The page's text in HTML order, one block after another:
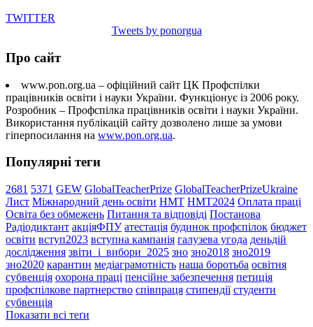
TWITTER
Tweets by ponorgua
Про сайт
www.pon.org.ua – офіційний сайт ЦК Профспілки
працівників освіти і науки України. Функціонує із 2006 року.
Розробник – Профспілка працівників освіти і науки України.
Використання публікацій сайту дозволено лише за умови
гіперпосилання на www.pon.org.ua.
Популярні теги
2681 5371 GEW GlobalTeacherPrize GlobalTeacherPrizeUkraine
Лист Міжнародний день освіти НМТ НМТ2024 Оплата праці
Освіта без обмежень Питання та відповіді Постанова
Радіодиктант акціяФПУ атестація будинок профспілок бюджет
освіти вступ2023 вступна кампанія галузева угода деньдій
дослідження звіти_і_вибори_2025 зно зно2018 зно2019
зно2020 карантин медіаграмотність наша боротьба освітня
субвенція охорона праці пенсійне забезпечення петиція
профспілкове партнерство співпраця стипендії студенти
субвенція
Показати всі теґи